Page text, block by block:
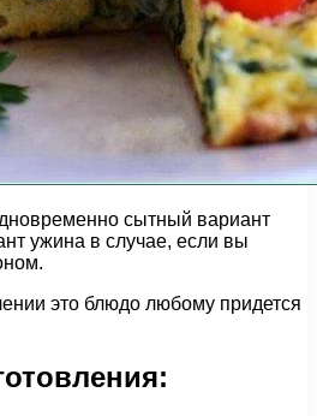
сытный вариант
ужина в случае, если вы
это блюдо любому придется